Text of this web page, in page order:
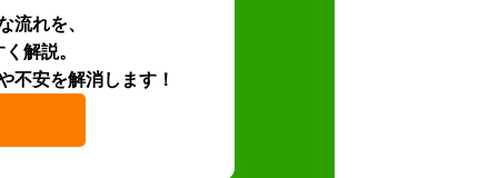
流れを、
解説。
不安を解消します！